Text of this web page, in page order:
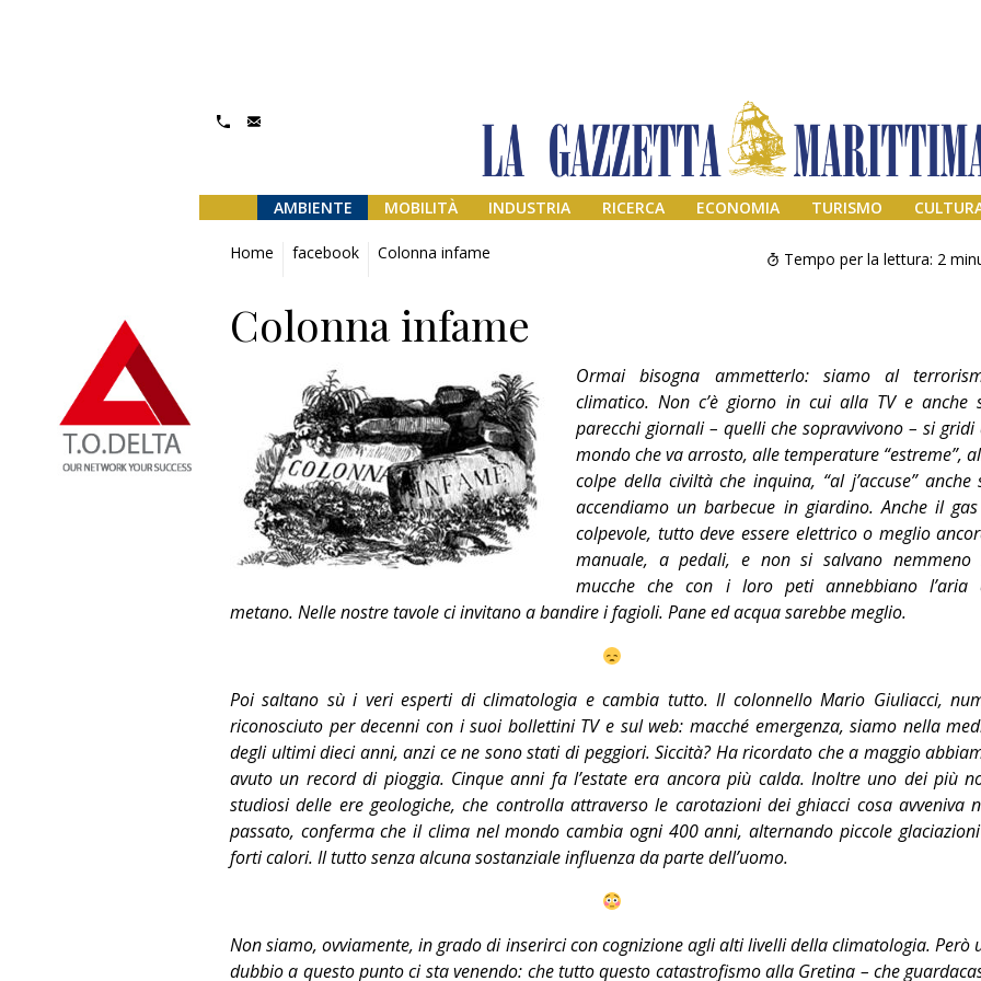
AMBIENTE MOBILITÀ INDUSTRIA RICERCA ECONOMIA TURISMO
Home facebook Colonna infame Tempo per la lettura: 2
Colonna infame
Ormai bisogna ammetterlo: siamo al
climatico. Non c’è giorno in cui alla TV e anche
parecchi giornali – quelli che sopravvivono – si gridi
mondo che va arrosto, alle temperature “estreme”,
colpe della civiltà che inquina, “al j’accuse” anche
accendiamo un barbecue in giardino. Anche il
colpevole, tutto deve essere elettrico o meglio
manuale, a pedali, e non si salvano nemmeno
mucche che con i loro peti annebbiano l’aria
metano. Nelle nostre tavole ci invitano a bandire i fagioli. Pane ed acqua sarebbe meglio.
Poi saltano sù i veri esperti di climatologia e cambia tutto. Il colonnello Mario Giuliacci,
riconosciuto per decenni con i suoi bollettini TV e sul web: macché emergenza, siamo nella
degli ultimi dieci anni, anzi ce ne sono stati di peggiori. Siccità? Ha ricordato che a maggio
avuto un record di pioggia. Cinque anni fa l’estate era ancora più calda. Inoltre uno dei più
studiosi delle ere geologiche, che controlla attraverso le carotazioni dei ghiacci cosa avveniva
passato, conferma che il clima nel mondo cambia ogni 400 anni, alternando piccole
forti calori. Il tutto senza alcuna sostanziale influenza da parte dell’uomo.
Non siamo, ovviamente, in grado di inserirci con cognizione agli alti livelli della climatologia. Però
dubbio a questo punto ci sta venendo: che tutto questo catastrofismo alla Gretina – che
Addio amico
Giorgio
Editoriale